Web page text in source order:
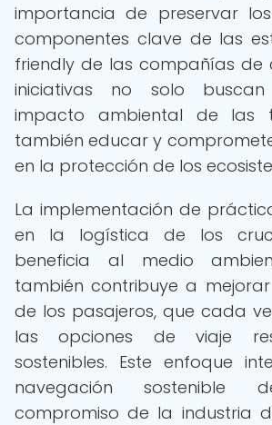
importancia de preservar
componentes clave de las
friendly de las compañías de
iniciativas no solo
impacto ambiental de las
también educar y
en la protección de los
La implementación de
en la logística de los
beneficia al medio
también contribuye a
de los pasajeros, que cada
las opciones de viaje
sostenibles. Este enfoque
navegación sostenible
compromiso de la industria